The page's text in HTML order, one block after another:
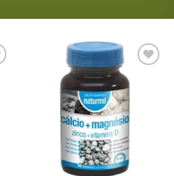
Adicionar
Favoritos